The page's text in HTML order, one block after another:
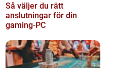
Så väljer du rätt
anslutningar för din
gaming-PC